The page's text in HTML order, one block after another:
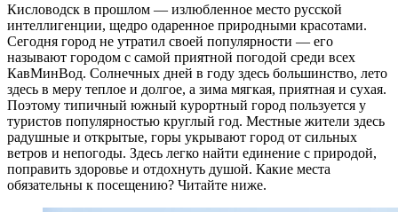
Кисловодск в прошлом — излюбленное место русской
интеллигенции, щедро одаренное природными красотами.
Сегодня город не утратил своей популярности — его
называют городом с самой приятной погодой среди всех
КавМинВод. Солнечных дней в году здесь большинство, лето
здесь в меру теплое и долгое, а зима мягкая, приятная и сухая.
Поэтому типичный южный курортный город пользуется у
туристов популярностью круглый год. Местные жители здесь
радушные и открытые, горы укрывают город от сильных
ветров и непогоды. Здесь легко найти единение с природой,
поправить здоровье и отдохнуть душой. Какие места
обязательны к посещению? Читайте ниже.